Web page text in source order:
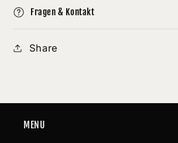
Fragen & Kontakt
Share
MENU